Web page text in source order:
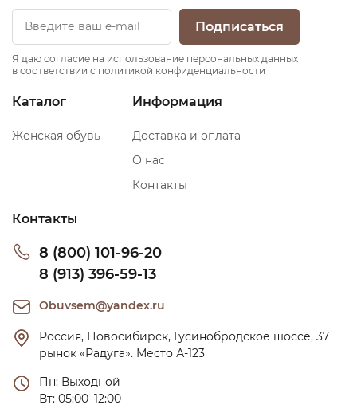
Подписаться
Я даю согласие на использование персональных данных
в соответствии с политикой конфиденциальности
Каталог
Женская обувь
Информация
Доставка и оплата
О нас
Контакты
Контакты
8 (800) 101-96-20
8 (913) 396-59-13
Obuvsem@yandex.ru
Россия, Новосибирск, Гусинобродское шоссе, 37
рынок «Радуга». Место А-123
Пн: Выходной
Вт: 05:00–12:00